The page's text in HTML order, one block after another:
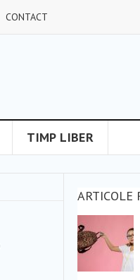
CONTACT
TIMP LIBER
ARTICOLE